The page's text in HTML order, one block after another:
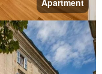
Apartment